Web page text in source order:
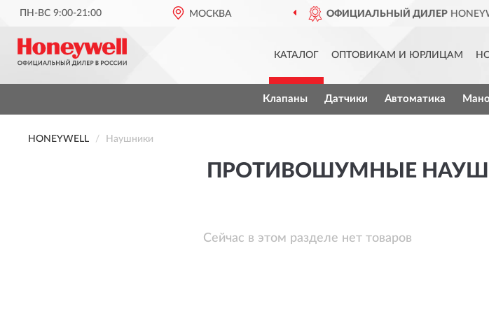
ПН-ВС 9:00-21:00 МОСКВАОФИЦИАЛЬНЫЙ ДИЛЕРHONEYWELL В РОССИИ
КАТАЛОГ ОПТОВИКАМ И ЮРЛИЦАМ
Клапаны Датчики Автоматика
HONEYWELL Наушники
ПРОТИВОШУМНЫЕ
Сейчас в этом разделе нет товаров